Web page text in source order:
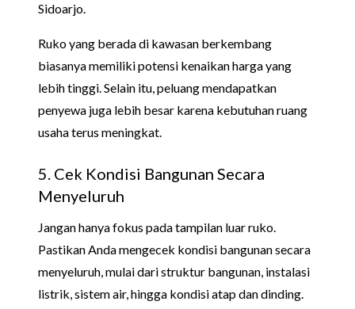
Sidoarjo.
Ruko yang berada di kawasan berkembang
biasanya memiliki potensi kenaikan harga yang
lebih tinggi. Selain itu, peluang mendapatkan
penyewa juga lebih besar karena kebutuhan ruang
usaha terus meningkat.
5. Cek Kondisi Bangunan Secara
Menyeluruh
Jangan hanya fokus pada tampilan luar ruko.
Pastikan Anda mengecek kondisi bangunan secara
menyeluruh, mulai dari struktur bangunan, instalasi
listrik, sistem air, hingga kondisi atap dan dinding.